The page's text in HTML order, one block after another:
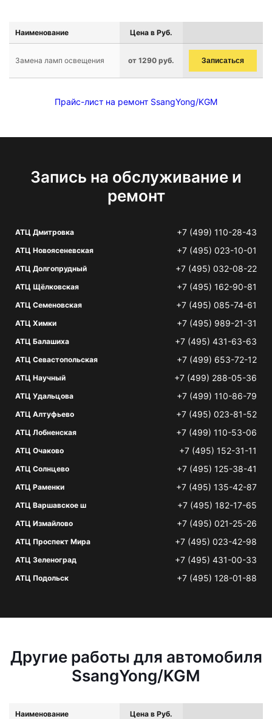
Наименование Цена в Руб.
Замена ламп освещения от 1290 руб. Записаться
Прайс-лист на ремонт SsangYong/KGM
Запись на обслуживание и
ремонт
АТЦ Дмитровка +7 (499) 110-28-43
АТЦ Новоясеневская +7 (495) 023-10-01
АТЦ Долгопрудный +7 (495) 032-08-22
АТЦ Щёлковская +7 (495) 162-90-81
АТЦ Семеновская +7 (495) 085-74-61
АТЦ Химки +7 (495) 989-21-31
АТЦ Балашиха +7 (495) 431-63-63
АТЦ Севастопольская +7 (499) 653-72-12
АТЦ Научный +7 (499) 288-05-36
АТЦ Удальцова +7 (499) 110-86-79
АТЦ Алтуфьево +7 (495) 023-81-52
АТЦ Лобненская +7 (499) 110-53-06
АТЦ Очаково +7 (495) 152-31-11
АТЦ Солнцево +7 (495) 125-38-41
АТЦ Раменки +7 (495) 135-42-87
АТЦ Варшавское ш +7 (495) 182-17-65
АТЦ Измайлово +7 (495) 021-25-26
АТЦ Проспект Мира +7 (495) 023-42-98
АТЦ Зеленоград +7 (495) 431-00-33
АТЦ Подольск +7 (495) 128-01-88
Другие работы для автомобиля
SsangYong/KGM
Наименование Цена в Руб.